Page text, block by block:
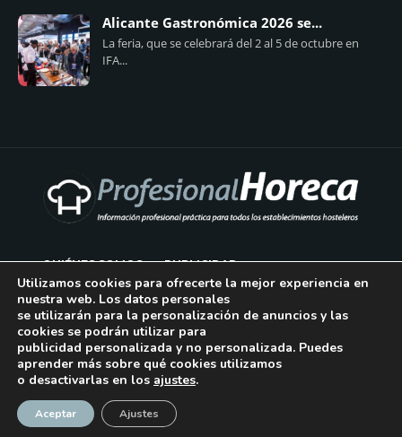
Alicante Gastronómica 2026 se...
La feria, que se celebrará del 2 al 5 de octubre en
IFA...
QUIÉNES SOMOS PUBLICIDAD
AVISO LEGAL
POLÍTICA DE COOKIES
POLÍTICA DE PRIVACIDAD
CONTACTO
¡Suscríbase!
Utilizamos cookies para ofrecerte la mejor experiencia en
nuestra web. Los datos personales
se utilizarán para la personalización de anuncios y las
cookies se podrán utilizar para
publicidad personalizada y no personalizada. Puedes
aprender más sobre qué cookies utilizamos
o desactivarlas en los ajustes.
Aceptar Ajustes